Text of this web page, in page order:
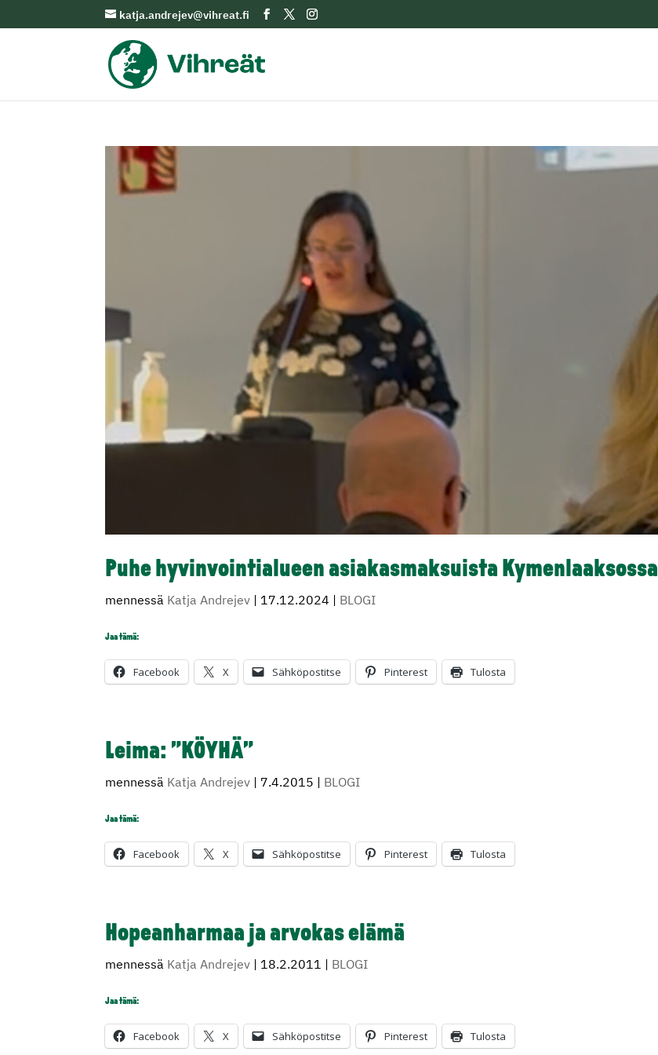
katja.andrejev@vihreat.fi
Puhe hyvinvointialueen asiakasmaksuista Kymenlaaksossa
mennessä Katja Andrejev | 17.12.2024 | BLOGI
Jaa tämä:
Facebook X Sähköpostitse Pinterest Tulosta
Leima: ”KÖYHÄ”
mennessä Katja Andrejev | 7.4.2015 | BLOGI
Jaa tämä:
Facebook X Sähköpostitse Pinterest Tulosta
Hopeanharmaa ja arvokas elämä
mennessä Katja Andrejev | 18.2.2011 | BLOGI
Jaa tämä:
Facebook X Sähköpostitse Pinterest Tulosta